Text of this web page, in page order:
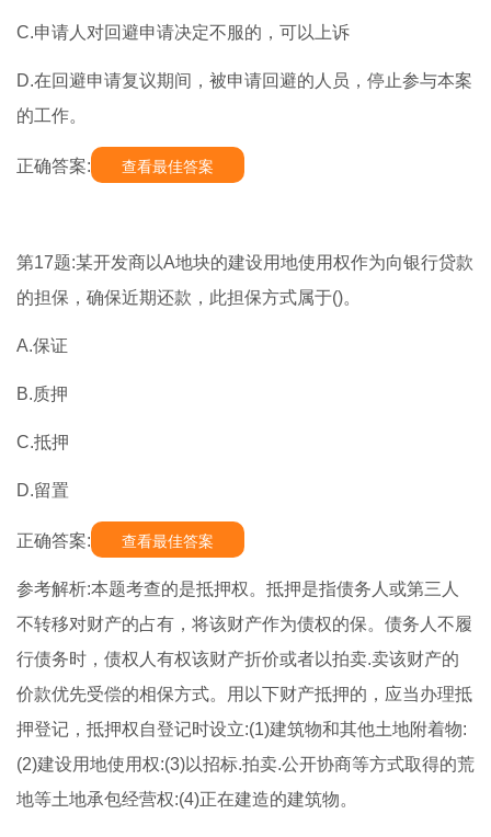
C.申请人对回避申请决定不服的，可以上诉
D.在回避申请复议期间，被申请回避的人员，停止参与本案
的工作。
正确答案: 查看最佳答案
第17题:某开发商以A地块的建设用地使用权作为向银行贷款
的担保，确保近期还款，此担保方式属于()。
A.保证
B.质押
C.抵押
D.留置
正确答案: 查看最佳答案
参考解析:本题考查的是抵押权。抵押是指债务人或第三人
不转移对财产的占有，将该财产作为债权的保。债务人不履
行债务时，债权人有权该财产折价或者以拍卖.卖该财产的
价款优先受偿的相保方式。用以下财产抵押的，应当办理抵
押登记，抵押权自登记时设立:(1)建筑物和其他土地附着物:
(2)建设用地使用权:(3)以招标.拍卖.公开协商等方式取得的荒
地等土地承包经营权:(4)正在建造的建筑物。